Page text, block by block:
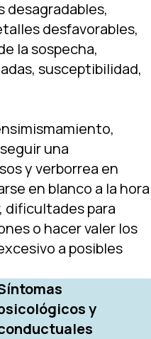
desagradables,
desfavorables,
la sospecha,
susceptibilidad,
una
y verborrea en
en blanco a la hora
dificultades para
o hacer valer los
a posibles
y